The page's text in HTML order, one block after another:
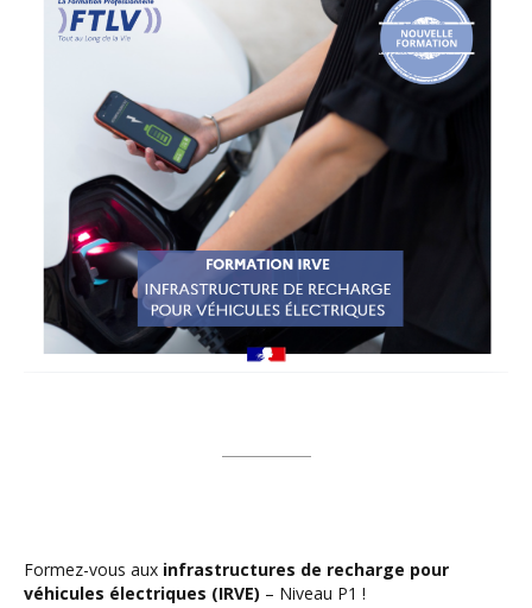
Formez-vous aux infrastructures de recharge pour
véhicules électriques (IRVE) – Niveau P1 !